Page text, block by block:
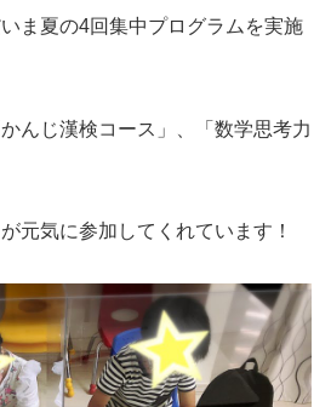
ま夏の4回集中プログラムを実施
んじ漢検コース」、「数学思考力
元気に参加してくれています！